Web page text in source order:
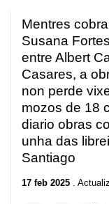
Mentres
Susana
entre Albert
Casares, a
non perde
mozos de 18
diario obras
unha das
Santiago
17 feb 2025 .